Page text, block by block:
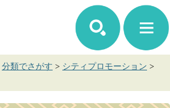
分類でさがす > シティプロモーション >